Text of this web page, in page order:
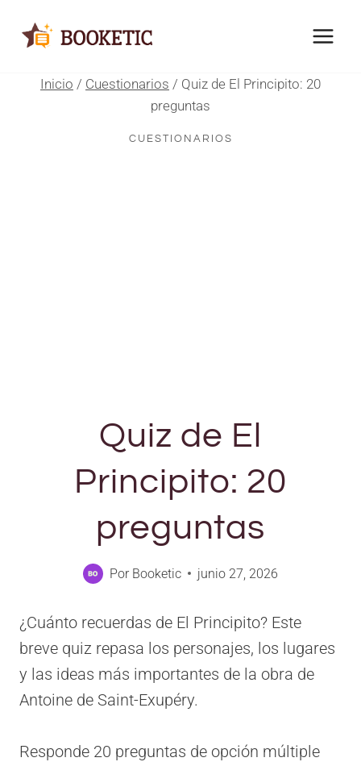
Inicio / Cuestionarios / Quiz de El Principito: 20
preguntas
CUESTIONARIOS
Quiz de El
Principito: 20
preguntas
Por Booketic junio 27, 2026
¿Cuánto recuerdas de El Principito? Este
breve quiz repasa los personajes, los lugares
y las ideas más importantes de la obra de
Antoine de Saint-Exupéry.
Responde 20 preguntas de opción múltiple